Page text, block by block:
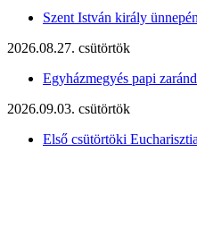
Szent István király
2026.08.27. csütörtök
Egyházmegyés papi
2026.09.03. csütörtök
Első csütörtöki